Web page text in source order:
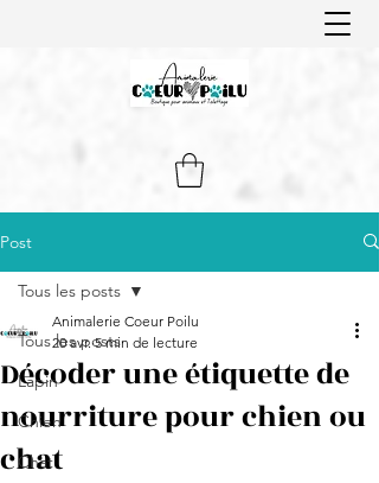
Post
Tous les posts
Lapin
Chien
Chat
Tous les posts
Décoder une étiquette de
nourriture pour chien ou
chat
Animalerie Coeur Poilu
20 avr. 5 min de lecture